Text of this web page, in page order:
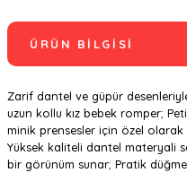
ÜRÜN BILGISI
Zarif dantel ve güpür
uzun kollu kız bebek romper;
minik prensesler için özel olarak
Yüksek kaliteli dantel materyali
bir görünüm sunar; Pratik